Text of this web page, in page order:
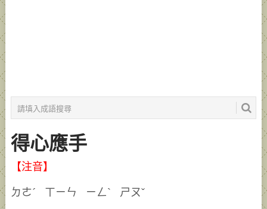
得心應手
【注音】
ㄉㄜˊ ㄒㄧㄣ ㄧㄥˋ ㄕㄡˇ